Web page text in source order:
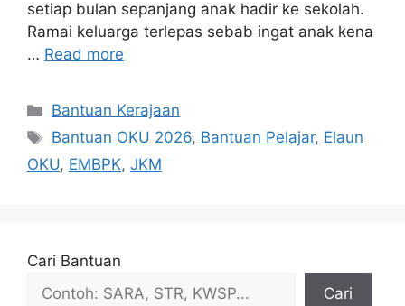
setiap bulan sepanjang anak hadir ke sekolah.
Ramai keluarga terlepas sebab ingat anak kena
… Read more
Categories
Bantuan Kerajaan
Tags
Bantuan OKU 2026, Bantuan Pelajar, Elaun
OKU, EMBPK, JKM
Cari Bantuan
Cari